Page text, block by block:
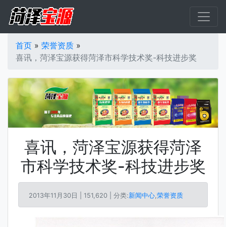
首页 » 荣誉资质 »
喜讯，菏泽宝源获得菏泽市科学技术奖-科技进步奖
喜讯，菏泽宝源获得菏泽
市科学技术奖-科技进步奖
2013年11月30日 | 151,620 | 分类:新闻中心,荣誉资质